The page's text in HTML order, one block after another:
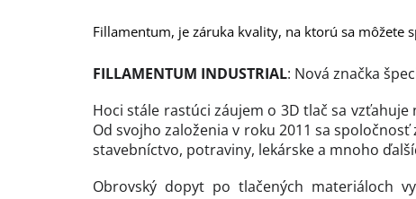
Fillamentum, je záruka kvality, na ktorú sa môžete
FILLAMENTUM INDUSTRIAL: Nová značka
Hoci stále rastúci záujem o 3D tlač sa
Od svojho založenia v roku 2011 sa
stavebníctvo, potraviny, lekárske a mnoho
Obrovský dopyt po tlačených materiáloch